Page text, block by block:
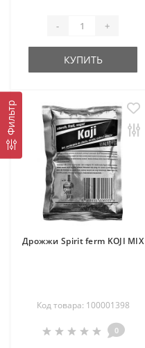
Фильтр
- +
КУПИТЬ
Дрожжи Spirit ferm KOJI MIX
Код товара: 100001398
0